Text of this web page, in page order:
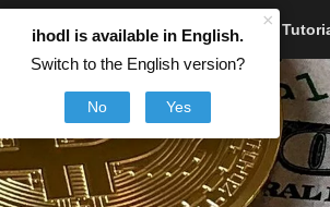
×
ihodl is available in English.
Switch to the English version?
No Yes
Artículos Noticias